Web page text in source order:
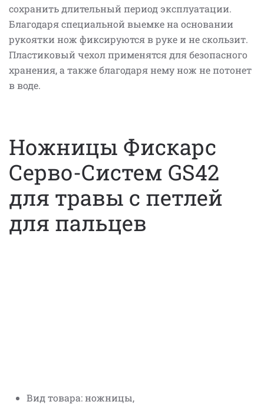
сохранить длительный период эксплуатации.
Благодаря специальной выемке на основании
рукоятки нож фиксируются в руке и не скользит.
Пластиковый чехол применятся для безопасного
хранения, а также благодаря нему нож не потонет
в воде.
Ножницы Фискарс
Серво-Систем GS42
для травы с петлей
для пальцев
Вид товара: ножницы,